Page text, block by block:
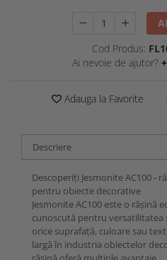
Cod Produs:
Ai nevoie de ajutor?
Adauga la Favorite
Descriere
Descoperiți Jesmonite AC100 -
pentru obiecte decorative
Jesmonite AC100 este o rășină
cunoscută pentru versatilitatea
orice suprafață, culoare sau
largă în industria obiectelor